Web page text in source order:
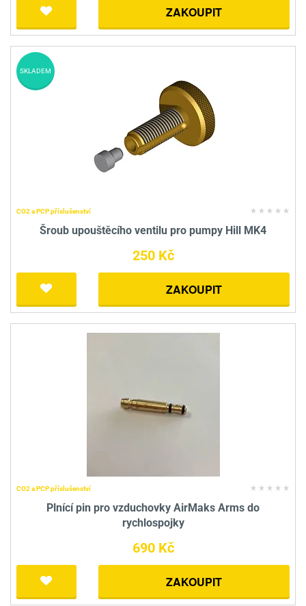
ZAKOUPIT
CO2 a PCP příslušenství
Šroub upouštěcího ventilu pro pumpy Hill MK4
250 Kč
ZAKOUPIT
SKLADEM
CO2 a PCP příslušenství
Plnící pin pro vzduchovky AirMaks Arms do
rychlospojky
690 Kč
ZAKOUPIT